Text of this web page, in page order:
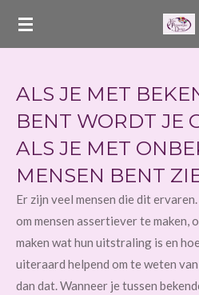
Ga
hoofdinhoud
ALS JE MET
BENT WORDT JE
ALS JE MET
MENSEN BENT
Er zijn veel mensen die dit
om mensen assertiever te maken,
maken wat hun uitstraling is en
uiteraard helpend om te weten
dan dat. Wanneer je tussen